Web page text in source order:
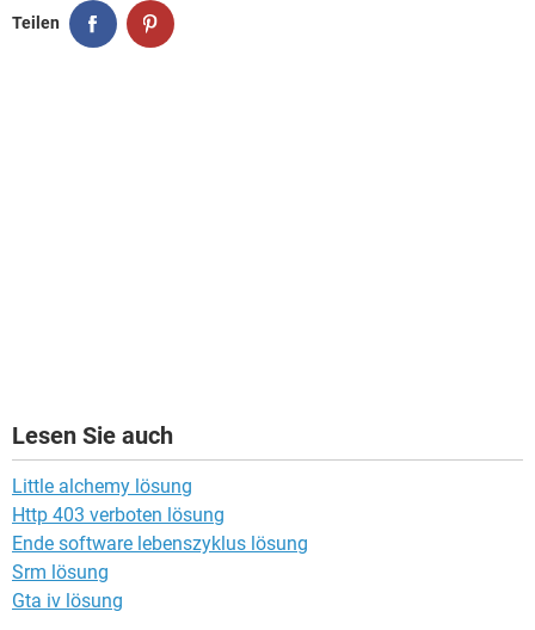
Teilen
Lesen Sie auch
Little alchemy lösung
Http 403 verboten lösung
Ende software lebenszyklus lösung
Srm lösung
Gta iv lösung